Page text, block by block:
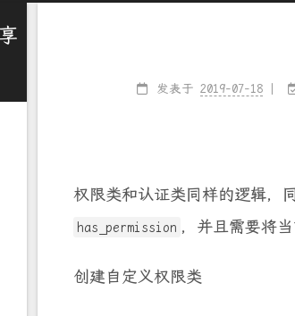
发表于 2019-07-18
权限类和认证类同样的逻辑，
has_permission ，并且需要将
创建自定义权限类